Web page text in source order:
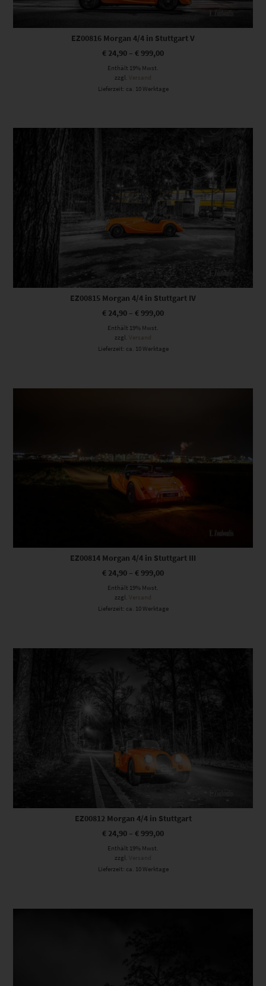
EZ00816 Morgan 4/4 in Stuttgart V
€ 24,90 – € 999,00
Enthält 19% Mwst.
zzgl.
Versand
Lieferzeit: ca. 10 Werktage
Dieses Produkt weist mehrere Varianten auf. Die Optionen können auf der Produktseite gewählt werden
EZ00815 Morgan 4/4 in Stuttgart IV
€ 24,90 – € 999,00
Enthält 19% Mwst.
zzgl. Versand
Lieferzeit: ca. 10 Werktage
Dieses Produkt weist mehrere Varianten auf. Die Optionen können auf der Produktseite gewählt werden
EZ00814 Morgan 4/4 in Stuttgart III
€ 24,90 – € 999,00
Enthält 19% Mwst.
zzgl. Versand
Lieferzeit: ca. 10 Werktage
Dieses Produkt weist mehrere Varianten auf. Die Optionen können auf der Produktseite gewählt werden
EZ00812 Morgan 4/4 in Stuttgart
€ 24,90 – € 999,00
Enthält 19% Mwst.
zzgl.
Versand
Lieferzeit: ca. 10 Werktage
Dieses Produkt weist mehrere Varianten auf. Die Optionen können auf der Produktseite gewählt werden